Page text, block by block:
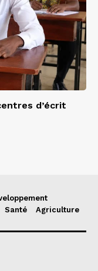
d’écrit
Santé Agriculture